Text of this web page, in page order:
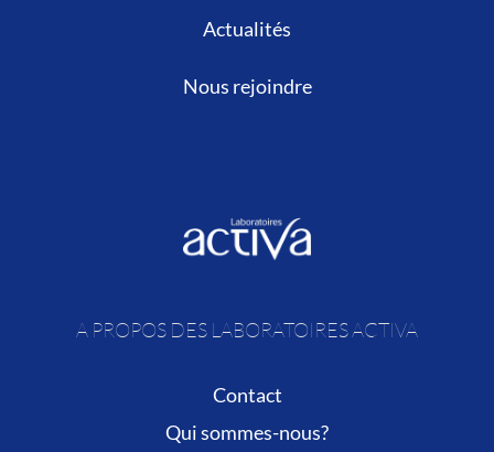
Actualités
Nous rejoindre
A PROPOS DES LABORATOIRES ACTIVA
Contact
Qui sommes-nous?